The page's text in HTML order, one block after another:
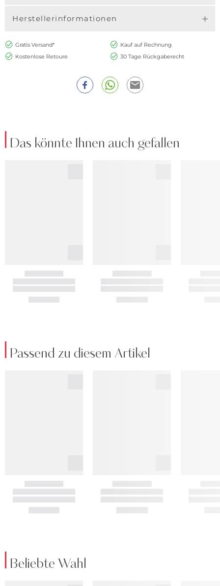
Herstellerinformationen
Gratis Versand*
Kauf auf Rechnung
Kostenlose Retoure
30 Tage Rückgaberecht
Das könnte Ihnen auch gefallen
Passend zu diesem Artikel
Beliebte Wahl